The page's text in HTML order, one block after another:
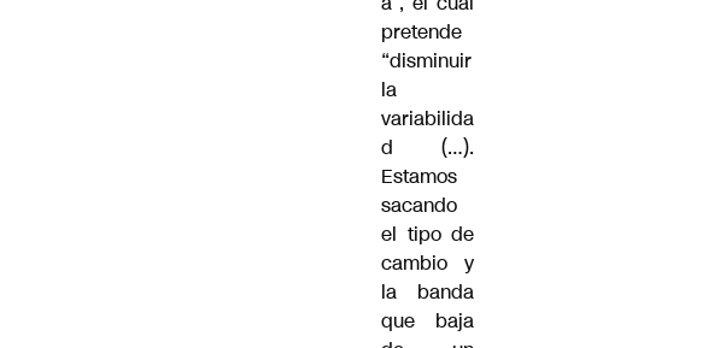
pretende
“disminuir
la
variabilida
d (…).
Estamos
sacando
el tipo de
cambio y
la banda
que baja